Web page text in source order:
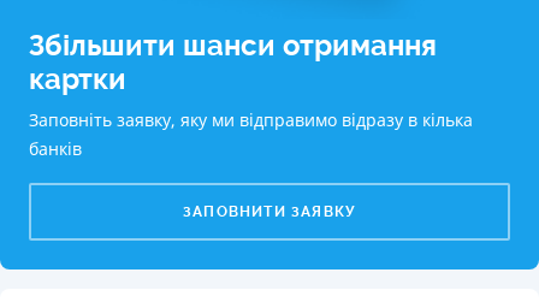
Збільшити шанси отримання
картки
Заповніть заявку, яку ми відправимо відразу в кілька
банків
ЗАПОВНИТИ ЗАЯВКУ